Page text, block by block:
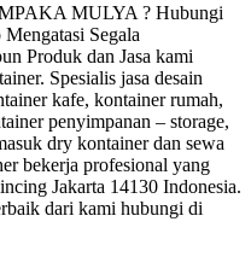
MULYA ? Hubungi
Segala
Produk dan Jasa kami
Spesialis jasa desain
kafe, kontainer rumah,
penyimpanan – storage,
dry kontainer dan sewa
bekerja profesional yang
Jakarta 14130 Indonesia.
dari kami hubungi di